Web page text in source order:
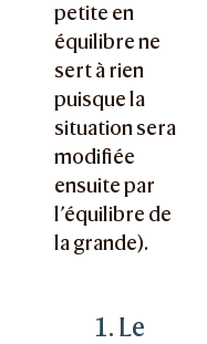
petite en
équilibre ne
sert à rien
puisque la
situation sera
modifiée
ensuite par
l’équilibre de
la grande).
1. Le